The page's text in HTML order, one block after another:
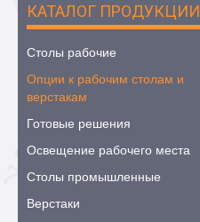
КАТАЛОГ ПРОДУКЦИИ
Столы рабочие
Опции к рабочим столам и
верстакам
Готовые решения
Освещение рабочего места
Столы промышленные
Верстаки